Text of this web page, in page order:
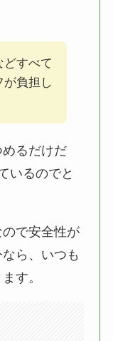
どすべて
が負担し
るだけだ
いるのでと
で安全性が
ら、いつも
す。